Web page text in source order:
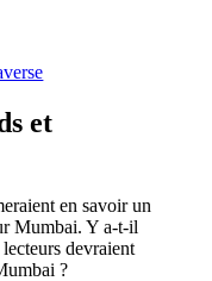
et
en savoir un
Mumbai. Y a-t-il
devraient
?